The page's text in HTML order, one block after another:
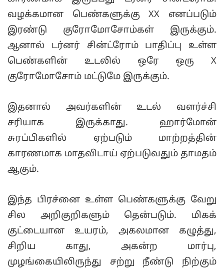
வழக்கமான பெண்களுக்கு XX எனப்படும்
இரண்டு குரோமோசோம்கள் இருக்கும்.
ஆனால் டர்னர் சின்ட்ரோம் பாதிப்பு உள்ள
பெண்களின் உடலில் ஒரே ஒரு X
குரோமோசோம் மட்டுமே இருக்கும்.
இதனால் அவர்களின் உடல் வளர்ச்சி
சரியாக இருக்காது. ஹார்மோன்
சுரப்பிகளில் ஏற்படும் மாற்றத்தின்
காரணமாக மாதவிடாய் ஏற்படுவதும் தாமதம்
ஆகும்.
இந்த பிரச்னை உள்ள பெண்களுக்கு வேறு
சில அறிகுறிகளும் தென்படும். மிகக்
குட்டையான உயரம், அகலமான கழுத்து,
சிறிய காது, அகன்ற மார்பு,
முழங்கையிலிருந்து சற்று நீண்டு நிற்கும்